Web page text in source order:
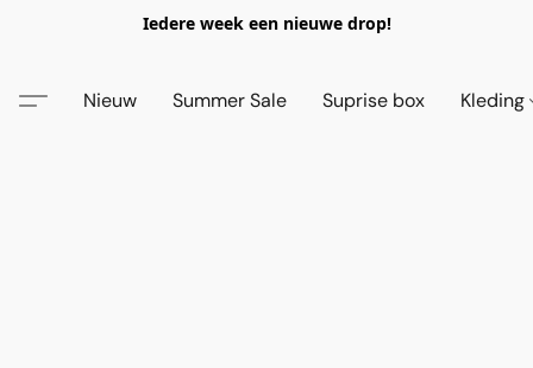
Iedere week een nieuwe drop!
Nieuw Summer Sale Suprise box Kleding